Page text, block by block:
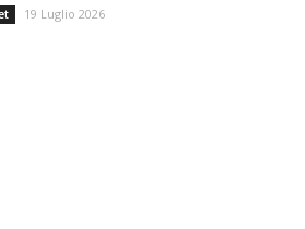
19 Luglio 2026